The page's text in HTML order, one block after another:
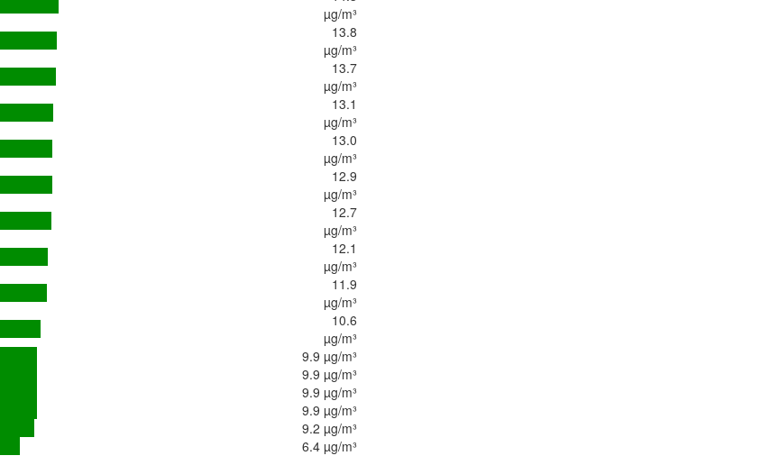
µg/m³
13.8
µg/m³
13.7
µg/m³
13.1
µg/m³
13.0
µg/m³
12.9
µg/m³
12.7
µg/m³
12.1
µg/m³
11.9
µg/m³
10.6
µg/m³
9.9 µg/m³
9.9 µg/m³
9.9 µg/m³
9.9 µg/m³
9.2 µg/m³
6.4 µg/m³